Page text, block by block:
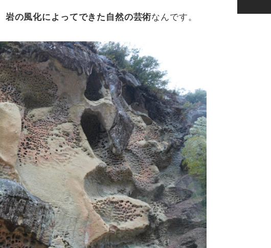
岩の風化によってできた自然の芸術なんです。